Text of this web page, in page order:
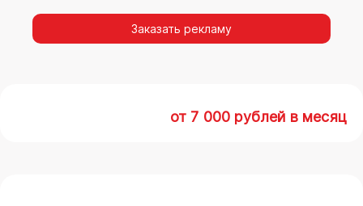
Заказать рекламу
от 7 000 рублей в месяц